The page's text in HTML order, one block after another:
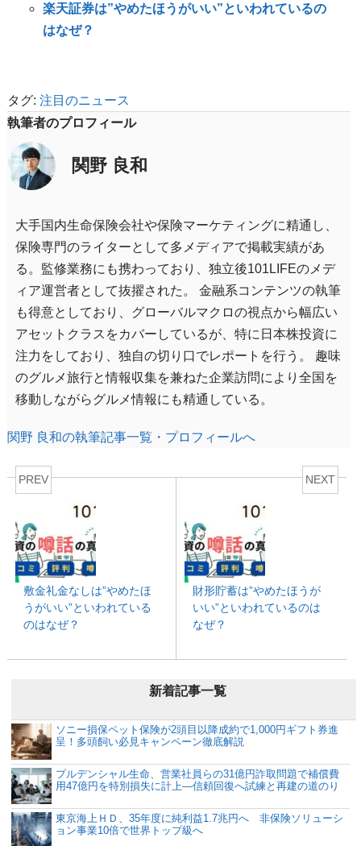
楽天証券は”やめたほうがいい”といわれているの
はなぜ？
タグ: 注目のニュース
執筆者のプロフィール
関野 良和
大手国内生命保険会社や保険マーケティングに精通し、
保険専門のライターとして多メディアで掲載実績があ
る。監修業務にも携わっており、独立後101LIFEのメデ
ィア運営者として抜擢された。 金融系コンテンツの執筆
も得意としており、グローバルマクロの視点から幅広い
アセットクラスをカバーしているが、特に日本株投資に
注力をしており、独自の切り口でレポートを行う。 趣味
のグルメ旅行と情報収集を兼ねた企業訪問により全国を
移動しながらグルメ情報にも精通している。
関野 良和の執筆記事一覧・プロフィールへ
PREV
敷金礼金なしは”やめたほ
うがいい”といわれている
のはなぜ？
NEXT
財形貯蓄は”やめたほうが
いい”といわれているのは
なぜ？
新着記事一覧
ソニー損保ペット保険が2頭目以降成約で1,000円ギフト券進
呈！多頭飼い必見キャンペーン徹底解説
プルデンシャル生命、営業社員らの31億円詐取問題で補償費
用47億円を特別損失に計上―信頼回復へ試練と再建の道のり
東京海上ＨＤ、35年度に純利益1.7兆円へ 非保険ソリューシ
ョン事業10倍で世界トップ級へ